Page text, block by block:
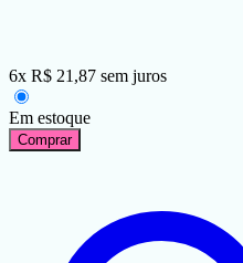
6x R$ 21,87 sem juros
Em estoque
Comprar